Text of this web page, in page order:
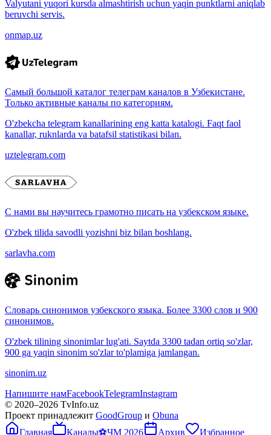
Valyutani yuqori kursda almashtirish uchun yaqin punktlarni aniqlab
beruvchi servis.
onmap.uz
Самый большой каталог телеграм каналов в Узбекистане.
Только активные каналы по категориям.
O'zbekcha telegram kanallarining eng katta katalogi. Faqt faol
kanallar, ruknlarda va batafsil statistikasi bilan.
uztelegram.com
С нами вы научитесь грамотно писать на узбекском языке.
O'zbek tilida savodli yozishni biz bilan boshlang.
sarlavha.com
Словарь синонимов узбекского языка. Более 3300 слов и 900
синонимов.
O'zbek tilining sinonimlar lug'ati. Saytda 3300 tadan ortiq so'zlar,
900 ga yaqin sinonim so'zlar to'plamiga jamlangan.
sinonim.uz
Напишите намFacebookTelegramInstagram
© 2020–2026 TvInfo.uz
Проект принадлежит GoodGroup и Obuna
Главная
Каналы⚽ЧМ 2026 Архив Избранное